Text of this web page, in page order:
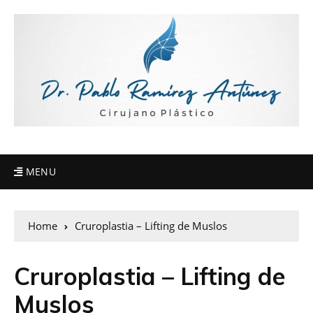
MENU
Home Cruroplastia – Lifting de Muslos
Cruroplastia – Lifting de
Muslos